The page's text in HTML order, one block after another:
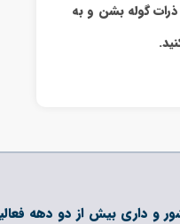
گوله بشن و به
نماینده رسمی بیش از 120 برند لوازم